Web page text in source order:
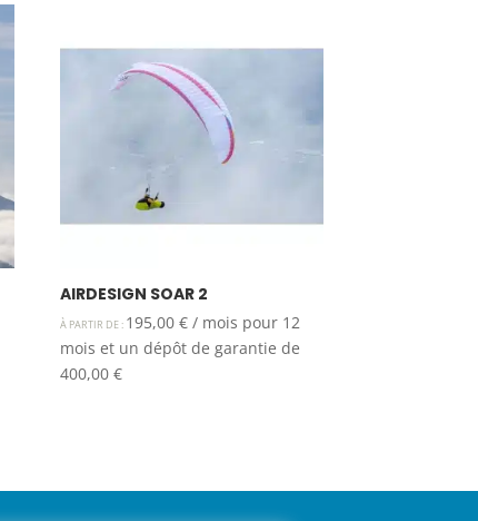
AIRDESIGN SOAR 2
À PARTIR DE : 195,00€ / mois pour 12
mois et un dépôt de garantie de
400,00€